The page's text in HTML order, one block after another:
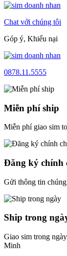
Chat với chúng tôi
Góp ý, Khiếu nại
0878.11.5555
Miễn phí ship
Miễn phí giao sim
Đăng ký chính
Gửi thông tin
Ship trong
Giao sim trong
Minh